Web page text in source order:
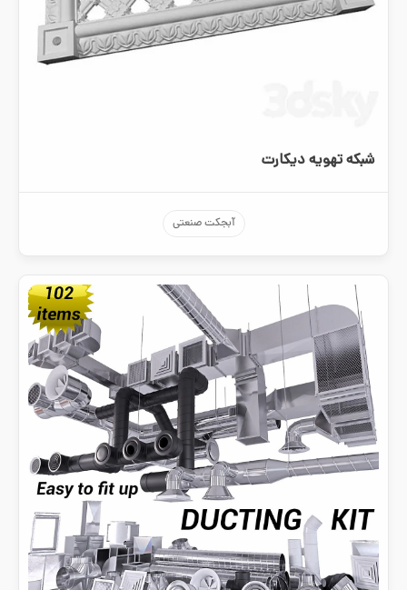
شبکه تهویه دیکارت
آبجکت صنعتی